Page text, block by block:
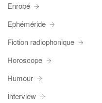
Enrobé
Ephéméride
Fiction radiophonique
Horoscope
Humour
Interview